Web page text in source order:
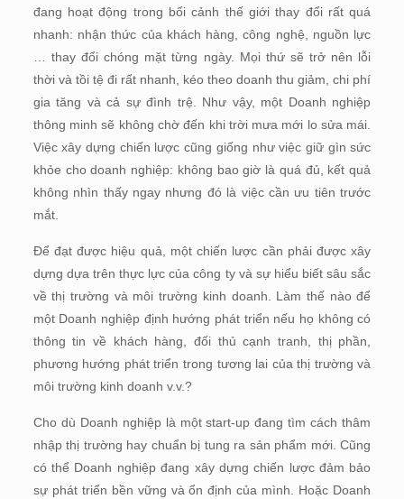
đang hoạt động trong bối cảnh thế giới thay đổi rất quá
nhanh: nhận thức của khách hàng, công nghệ, nguồn lực
… thay đổi chóng mặt từng ngày. Mọi thứ sẽ trở nên lỗi
thời và tồi tệ đi rất nhanh, kéo theo doanh thu giảm, chi phí
gia tăng và cả sự đình trệ. Như vậy, một Doanh nghiệp
thông minh sẽ không chờ đến khi trời mưa mới lo sửa mái.
Việc xây dựng chiến lược cũng giống như việc giữ gìn sức
khỏe cho doanh nghiệp: không bao giờ là quá đủ, kết quả
không nhìn thấy ngay nhưng đó là việc cần ưu tiên trước
mắt.
Để đạt được hiệu quả, một chiến lược cần phải được xây
dựng dựa trên thực lực của công ty và sự hiểu biết sâu sắc
về thị trường và môi trường kinh doanh. Làm thế nào để
một Doanh nghiệp định hướng phát triển nếu họ không có
thông tin về khách hàng, đối thủ cạnh tranh, thị phần,
phương hướng phát triển trong tương lai của thị trường và
môi trường kinh doanh v.v.?
Cho dù Doanh nghiệp là một start-up đang tìm cách thâm
nhập thị trường hay chuẩn bị tung ra sản phẩm mới. Cũng
có thể Doanh nghiệp đang xây dựng chiến lược đảm bảo
sự phát triển bền vững và ổn định của mình. Hoặc Doanh